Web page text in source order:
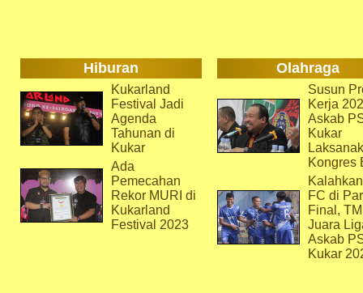
Hiburan Olahraga
Kukarland
Festival Jadi
Agenda
Tahunan di
Kukar
Ada
Pemecahan
Rekor MURI di
Kukarland
Festival 2023
Susun
Kerja
Askab
Kukar
Kongres
FC di
Final,
Juara
Askab
Kukar